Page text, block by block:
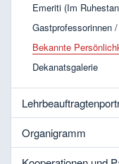
Emeriti (Im
Gastprofessorinnen
Bekannte
Dekanatsgalerie
Organigramm